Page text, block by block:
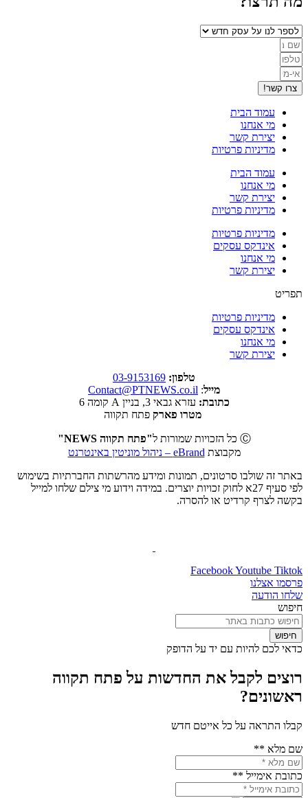
צרו קשר!
עמוד הבית
מי אנחנו
יצירת קשר
מדיניות פרטיות
עמוד הבית
מי אנחנו
יצירת קשר
מדיניות פרטיות
מדיניות פרטיות
אינדקס עסקים
מי אנחנו
יצירת קשר
תפריט
מדיניות פרטיות
אינדקס עסקים
מי אנחנו
יצירת קשר
טלפון: 03-9153169
מייל:
Contact@PTNEWS.co.il
כתובת: עזרא גבאי 3, בניין A קומה 6
מטרו פארק פתח תקווה
Ⓒ כל הזכויות שמורות ל
"פתח תקווה NEWS"
מקבוצת eBrand – ניהול מוניטין באינטרנט
באתר זה שולבו סרטונים, תמונות ומידע מהרשתות החברתיות בשימוש
לפי סעיף 27א לחוק זכויות יוצרים. במידה וידוע מי צילם שלחו למייל
בקשה לצרף קרדיט או להסרה.
FacebookYoutube Tiktok
פרסמו אצלנו
שלחו הודעה
חיפוש
חיפוש
כדאי לכם להיות עם יד על הדופק
רוצים לקבל את החדשות על פתח תקווה
ראשונים?
קבלו התראה על כל אייטם חדש
שם מלא **
כתובת אימייל **